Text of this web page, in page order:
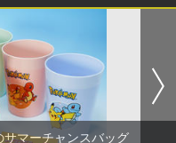
マーチャンスバッグ